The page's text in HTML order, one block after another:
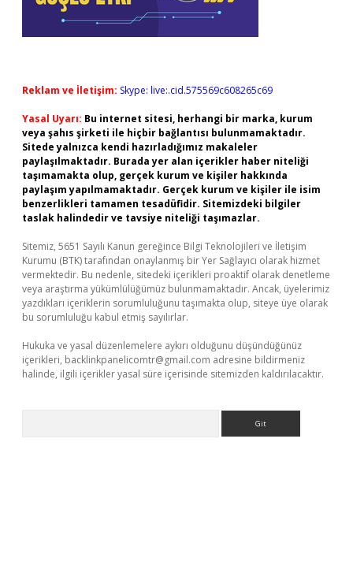
Reklam ve İletişim: Skype: live:.cid.575569c608265c69
Yasal Uyarı: Bu internet sitesi, herhangi bir marka, kurum
veya şahıs şirketi ile hiçbir bağlantısı bulunmamaktadır.
Sitede yalnızca kendi hazırladığımız makaleler
paylaşılmaktadır. Burada yer alan içerikler haber niteliği
taşımamakta olup, gerçek kurum ve kişiler hakkında
paylaşım yapılmamaktadır. Gerçek kurum ve kişiler ile isim
benzerlikleri tamamen tesadüfidir. Sitemizdeki bilgiler
taslak halindedir ve tavsiye niteliği taşımazlar.
Sitemiz, 5651 Sayılı Kanun gereğince Bilgi Teknolojileri ve İletişim
Kurumu (BTK) tarafından onaylanmış bir Yer Sağlayıcı olarak hizmet
vermektedir. Bu nedenle, sitedeki içerikleri proaktif olarak denetleme
veya araştırma yükümlülüğümüz bulunmamaktadır. Ancak, üyelerimiz
yazdıkları içeriklerin sorumluluğunu taşımakta olup, siteye üye olarak
bu sorumluluğu kabul etmiş sayılırlar.
Hukuka ve yasal düzenlemelere aykırı olduğunu düşündüğünüz
içerikleri, backlinkpanelicomtr@gmail.com adresine bildirmeniz
halinde, ilgili içerikler yasal süre içerisinde sitemizden kaldırılacaktır.